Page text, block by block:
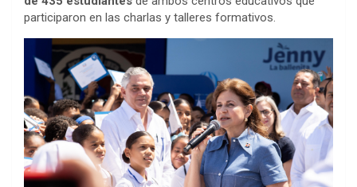
participaron en las charlas y talleres formativos.